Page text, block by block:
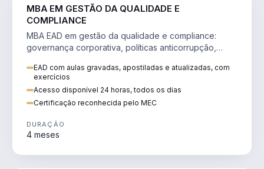
MBA EM GESTÃO DA QUALIDADE E
COMPLIANCE
MBA EAD em gestão da qualidade e compliance:
governança corporativa, políticas anticorrupção,
EAD com aulas gravadas, apostiladas e atualizadas, com
exercícios
Acesso disponível 24 horas, todos os dias
Certificação reconhecida pelo MEC
DURAÇÃO
4 meses